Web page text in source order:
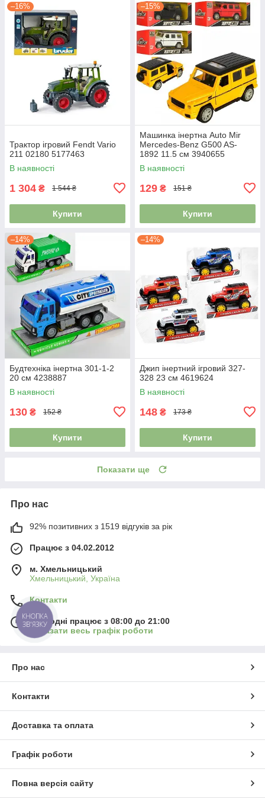
–16%
Трактор ігровий Fendt Vario
211 02180 5177463
В наявності
1 304 ₴ 1 544 ₴
Купити
–15%
Машинка інертна Auto Mir
Mercedes-Benz G500 AS-
1892 11.5 см 3940655
В наявності
129 ₴ 151 ₴
Купити
–14%
Будтехніка інертна 301-1-2
20 см 4238887
В наявності
130 ₴ 152 ₴
Купити
–14%
Джип інертний ігровий 327-
328 23 см 4619624
В наявності
148 ₴ 173 ₴
Купити
Показати ще
Про нас
92% позитивних з 1519 відгуків за рік
Працює з 04.02.2012
м. Хмельницький
Хмельницький, Україна
Контакти
Сьогодні працює з 08:00 до 21:00
Показати весь графік роботи
Про нас
Контакти
Доставка та оплата
Графік роботи
Повна версія сайту
КНОПКА
ЗВ'ЯЗКУ